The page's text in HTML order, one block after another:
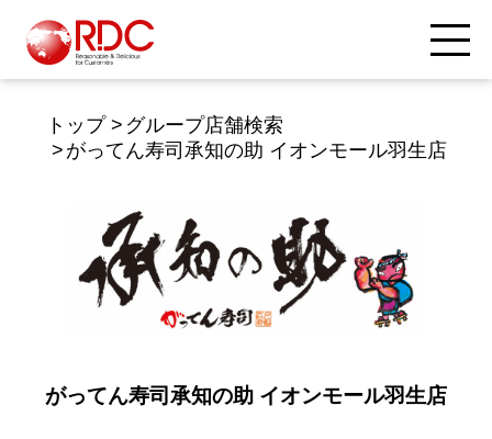
トップ
グループ店舗検索
がってん寿司承知の助 イオンモール羽生店
がってん寿司承知の助 イオンモール羽生店